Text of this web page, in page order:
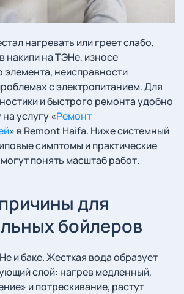
нагревать или греет слабо,
накипи на ТЭНе, износе
элемента, неисправности
с электропитанием. Для
и быстрого ремонта удобно
услугу «Ремонт
» в Remont Haifa. Ниже системный
симптомы и практические
понять масштаб работ.
для
бойлеров
и баке. Жесткая вода образует
слой: нагрев медленный,
и потрескивание, растут